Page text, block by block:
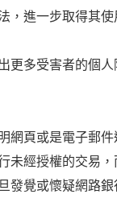
進一步取得其
多受害者的個
網頁或是電子郵
未經授權的交易，
覺或懷疑網路